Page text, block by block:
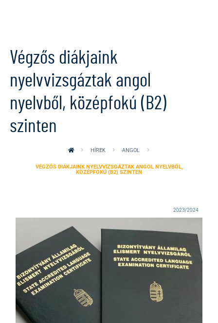
Végzős diákjaink
nyelvvizsgáztak angol
nyelvből, középfokú (B2)
szinten
HÍREK ANGOL
VÉGZŐS DIÁKJAINK NYELVVIZSGÁZTAK ANGOL NYELVBŐL,
KÖZÉPFOKÚ (B2) SZINTEN
2023/2024